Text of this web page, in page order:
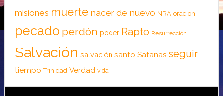
misiones muerte nacer de nuevo NRA oracion
pecado perdón poder Rapto Resurrección
Salvación salvación santo Satanas seguir
tiempo Trinidad Verdad vida